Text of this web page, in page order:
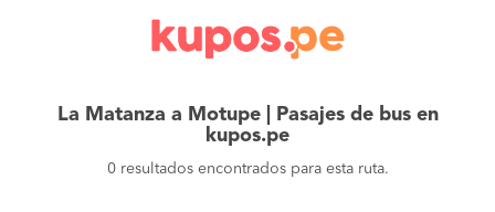
La Matanza a Motupe | Pasajes de bus en
kupos.pe
0 resultados encontrados para esta ruta.